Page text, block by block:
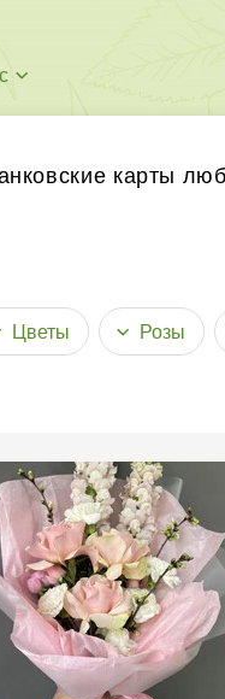
пределах города
карты
Цветы Розы